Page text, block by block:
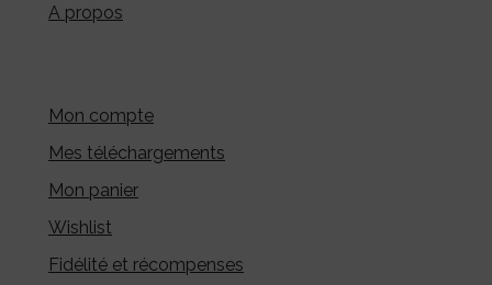
A propos
Mon compte
Mes téléchargements
Mon panier
Wishlist
Fidélité et récompenses